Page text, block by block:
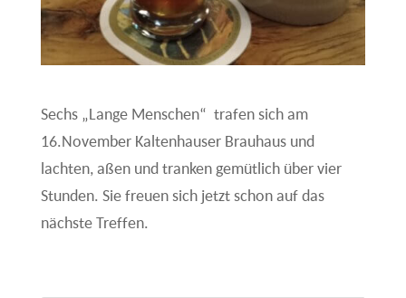
Sechs „Lange Menschen“ trafen sich am
16.November Kaltenhauser Brauhaus und
lachten, aßen und tranken gemütlich über vier
Stunden. Sie freuen sich jetzt schon auf das
nächste Treffen.